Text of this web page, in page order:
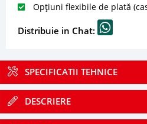
Opțiuni flexibile de plată
Distribuie in Chat:
SPECIFICATII TEHNICE
DESCRIERE